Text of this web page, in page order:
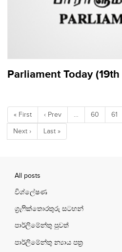
Parliament Today
« First ‹ Prev … 60 61
Next › Last »
All posts
විශ්ලේෂණ
ග්‍රැෆික්තොරතුරු සටහන්
පාර්ලිමේන්තු පුවත්
පාර්ලිමේන්තු න්‍යාය පත්‍ර